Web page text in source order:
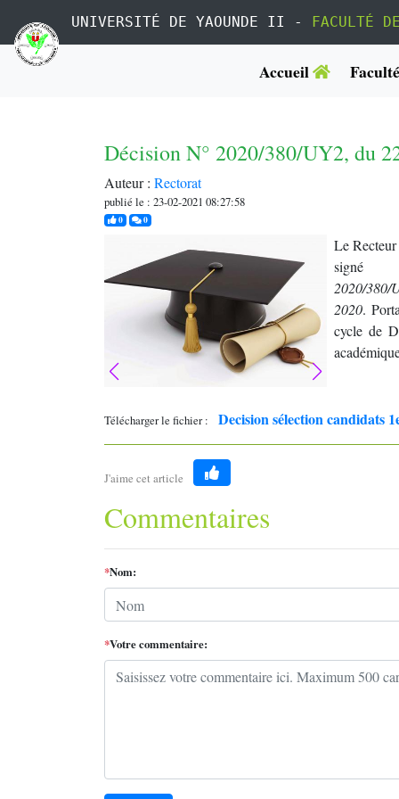
UNIVERSITÉ DE YAOUNDE II - FACULTÉ
Accueil Faculté
Décision N° 2020/380/UY2, du
Auteur : Rectorat
publié le : 23-02-2021 08:27:58
0j'aime0commentaires
Le
2020/
2020.
cycle de
Télécharger le fichier : Decision sélection candidats
J'aime cet article
Like
Commentaires
*Nom:
*Votre commentaire: